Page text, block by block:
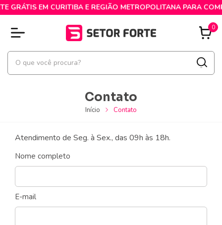
GRÁTIS EM CURITIBA E REGIÃO METROPOLITANA PARA
0
Contato
Início Contato
Atendimento de Seg. à Sex., das 09h às 18h.
Nome completo
E-mail